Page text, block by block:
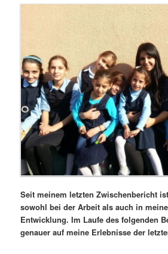
Seit meinem letzten Zwischenbericht
sowohl bei der Arbeit als auch in
Entwicklung. Im Laufe des folgenden
genauer auf meine Erlebnisse der